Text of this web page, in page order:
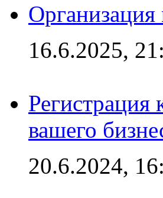
Организация
16.6.2025,
Регистрация
вашего
20.6.2024,